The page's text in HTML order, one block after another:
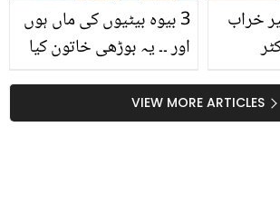
3 بیوہ بیٹیوں کی ماں ہوں
اور ۔۔ یہ بوڑھی خاتون کیا
کوئی کمانے والا نہیں
خراب
دیے؟
VIEW MORE ARTICLES